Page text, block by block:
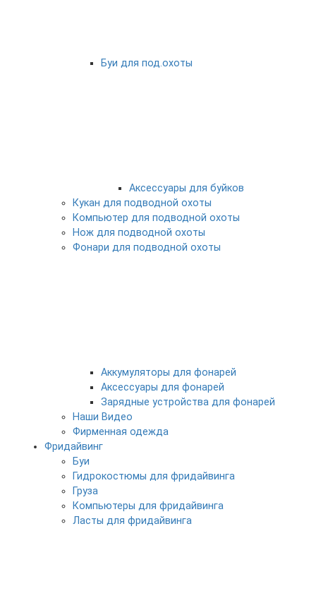
Буи для под.охоты
Аксессуары для буйков
Кукан для подводной охоты
Компьютер для подводной охоты
Нож для подводной охоты
Фонари для подводной охоты
Аккумуляторы для фонарей
Аксессуары для фонарей
Зарядные устройства для фонарей
Наши Видео
Фирменная одежда
Фридайвинг
Буи
Гидрокостюмы для фридайвинга
Груза
Компьютеры для фридайвинга
Ласты для фридайвинга